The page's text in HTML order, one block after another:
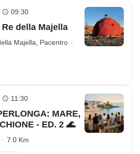
09:30
della Majella
Majella, Pacentro
11:30
MARE,
- ED. 2 🌊
7.0 Km